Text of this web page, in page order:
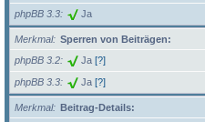
phpBB 3.3 Ja
Merkmal
Sperren von Beiträgen:
phpBB 3.2
Ja [?]
phpBB 3.3 Ja [?]
Merkmal
Beitrag-Details: